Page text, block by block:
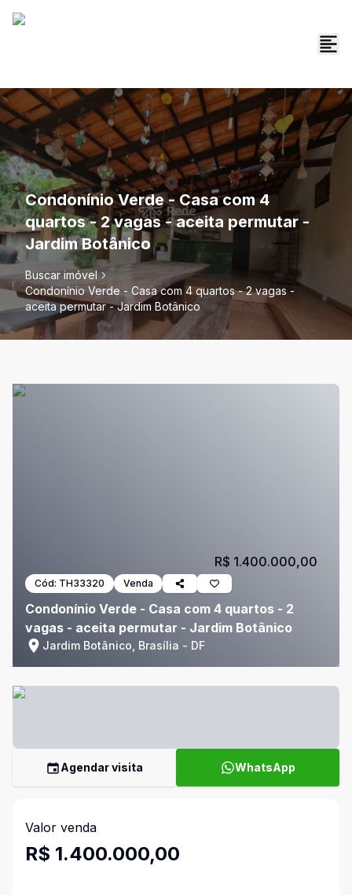
Condonínio Verde - Casa com 4
quartos - 2 vagas - aceita permutar -
Jardim Botânico
Buscar imóvel
Condonínio Verde - Casa com 4 quartos - 2 vagas -
aceita permutar - Jardim Botânico
Cód: TH33320 Venda
Condonínio Verde - Casa com 4 quartos - 2
vagas - aceita permutar - Jardim Botânico
Jardim Botânico, Brasília - DF
R$ 1.400.000,00
Agendar visita WhatsApp
Valor venda
R$ 1.400.000,00